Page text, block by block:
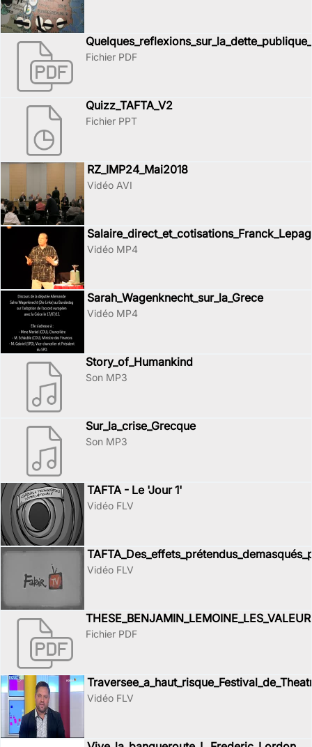
Fichier PDF
Quizz_TAFTA_V2
Fichier PPT
RZ_IMP24_Mai2018
Vidéo AVI
Vidéo MP4
Sarah_Wagenknecht_sur_la_Grece
Vidéo MP4
Story_of_Humankind
Son MP3
Sur_la_crise_Grecque
Son MP3
TAFTA - Le 'Jour 1'
Vidéo FLV
Vidéo FLV
Fichier PDF
Vidéo FLV